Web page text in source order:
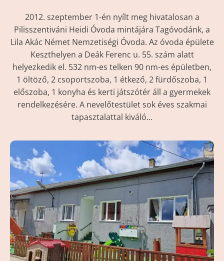
2012. szeptember 1-én nyílt meg hivatalosan a
Pilisszentiváni Heidi Óvoda mintájára Tagóvodánk, a
Lila Akác Német Nemzetiségi Óvoda. Az óvoda épülete
Keszthelyen a Deák Ferenc u. 55. szám alatt
helyezkedik el. 532 nm-es telken 90 nm-es épületben,
1 öltöző, 2 csoportszoba, 1 étkező, 2 fürdőszoba, 1
előszoba, 1 konyha és kerti játszótér áll a gyermekek
rendelkezésére. A nevelőtestület sok éves szakmai
tapasztalattal kiváló...